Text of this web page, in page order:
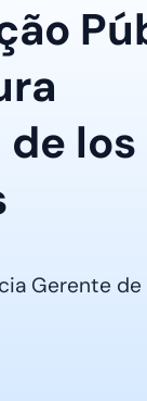
los
Gerente